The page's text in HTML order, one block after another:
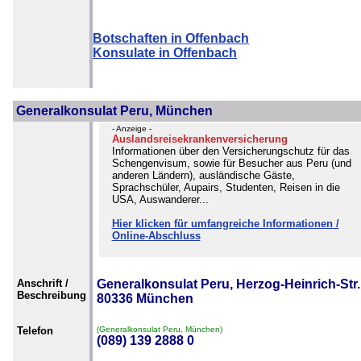
Botschaften in Offenbach
Konsulate in Offenbach
Generalkonsulat Peru, München
- Anzeige -
Auslandsreisekrankenversicherung
Informationen über den Versicherungschutz für das
Schengenvisum, sowie für Besucher aus Peru (und
anderen Ländern), ausländische Gäste,
Sprachschüler, Aupairs, Studenten, Reisen in die
USA, Auswanderer...
Hier klicken für umfangreiche Informationen /
Online-Abschluss
Anschrift /
Beschreibung
Generalkonsulat Peru, Herzog-Heinrich-
80336 München
Telefon (Generalkonsulat Peru, München)
(089) 139 2888 0